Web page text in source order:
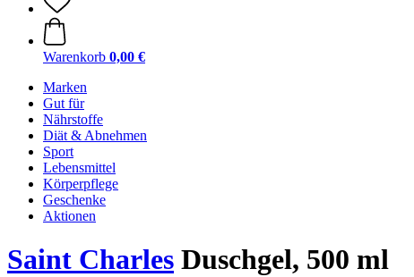
Warenkorb 0,00 €
Marken
Gut für
Nährstoffe
Diät & Abnehmen
Sport
Lebensmittel
Körperpflege
Geschenke
Aktionen
Saint Charles Duschgel, 500 ml